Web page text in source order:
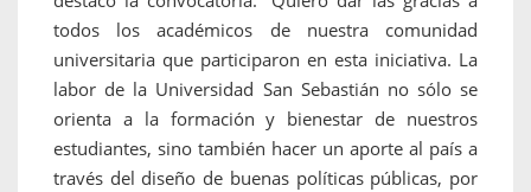
todos los académicos de nuestra comunidad
universitaria que participaron en esta iniciativa. La
labor de la Universidad San Sebastián no sólo se
orienta a la formación y bienestar de nuestros
estudiantes, sino también hacer un aporte al país a
través del diseño de buenas políticas públicas, por